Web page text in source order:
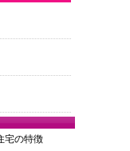
宅の特徴